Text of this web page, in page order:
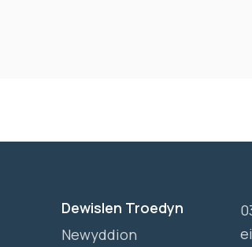
Dewislen Troedyn
Newyddion